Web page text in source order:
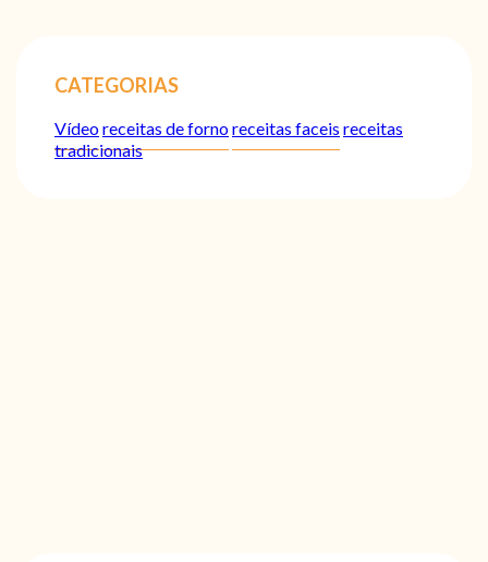
CATEGORIAS
Vídeoreceitas de fornoreceitas faceis receitas
tradicionais